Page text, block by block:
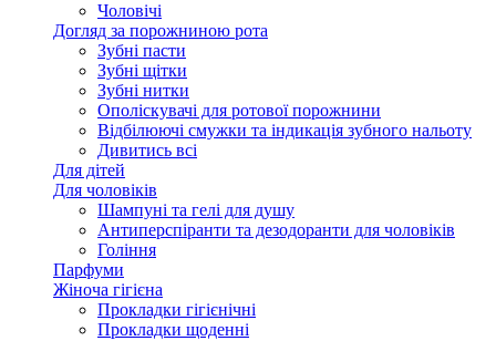
Чоловічі
Догляд за порожниною рота
Зубні пасти
Зубні щітки
Зубні нитки
Ополіскувачі для ротової порожнини
Відбілюючі смужки та індикація зубного нальоту
Дивитись всі
Для дітей
Для чоловіків
Шампуні та гелі для душу
Антиперспіранти та дезодоранти для чоловіків
Гоління
Парфуми
Жіноча гігієна
Прокладки гігієнічні
Прокладки щоденні